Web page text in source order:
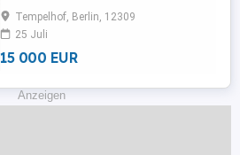
Rücksitzbank,Reserverad,Schlüssellose ...
Tempelhof, Berlin, 12309
25 Juli
15 000 EUR
Anzeigen